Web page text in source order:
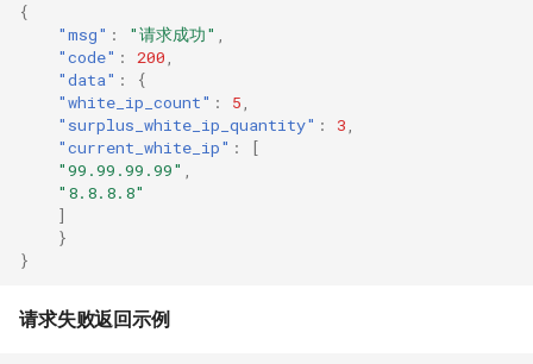
{
"msg" : "请求成功" ,
"code" : 200,
"data" :
{
"white_ip_count" : 5,
"surplus_white_ip_quantity" : 3,
"current_white_ip" :
[
"99.99.99.99" ,
"8.8.8.8"
]
}
}
请求失败返回示例